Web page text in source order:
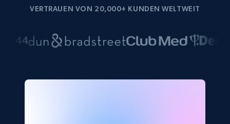
VERTRAUEN VON 20,000+ KUNDEN WELTWEIT